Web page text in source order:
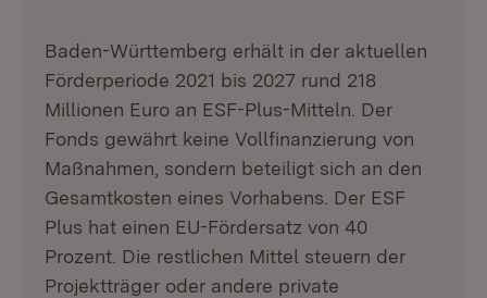
Baden-Württemberg erhält in der aktuellen
Förderperiode 2021 bis 2027 rund 218
Millionen Euro an ESF-Plus-Mitteln. Der
Fonds gewährt keine Vollfinanzierung von
Maßnahmen, sondern beteiligt sich an den
Gesamtkosten eines Vorhabens. Der ESF
Plus hat einen EU-Fördersatz von 40
Prozent. Die restlichen Mittel steuern der
Projektträger oder andere private